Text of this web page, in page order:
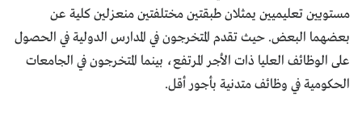
مستويين تعليميين يمثلان طبقتين مختلفتين منعزلين كلية عن
بعضهما البعض. حيث تقدم المتخرجون في المدارس الدولية في الحصول
على الوظائف العليا ذات الأجر المرتفع، بينما المتخرجون في الجامعات
الحكومية في وظائف متدنية بأجور أقل.